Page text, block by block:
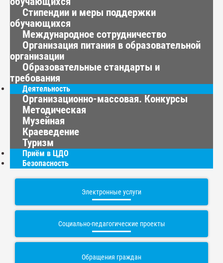
Стипендии и меры поддержки
обучающихся
Международное сотрудничество
Организация питания в образовательной
организации
Образовательные стандарты и
требования
Деятельность
Организационно-массовая. Конкурсы
Методическая
Музейная
Краеведение
Туризм
Приём в ЦДО
Безопасность
Электронные услуги
Социально-педагогические проекты
Обращения граждан